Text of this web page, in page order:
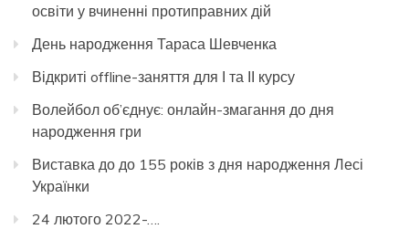
освіти у вчиненні протиправних дій
День народження Тараса Шевченка
Відкриті offline-заняття для І та ІІ курсу
Волейбол об’єднує: онлайн-змагання до дня
народження гри
Виставка до до 155 років з дня народження Лесі
Українки
24 лютого 2022-….